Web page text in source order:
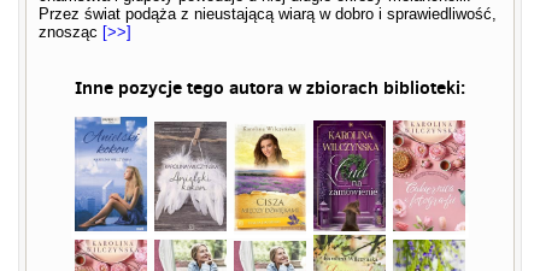
Przez świat podąża z nieustającą wiarą w dobro i sprawiedliwość,
znosząc [>>]
Inne pozycje tego autora w zbiorach biblioteki: